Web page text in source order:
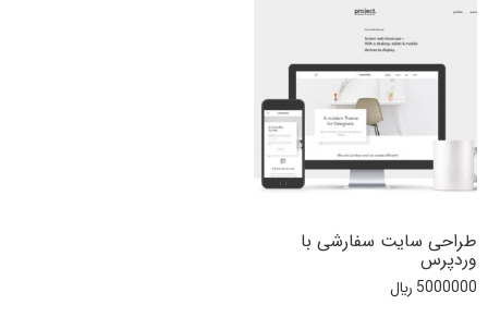
طراحی سایت سفارشی با
وردپرس
5000000 ﷼